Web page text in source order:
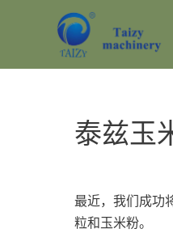
泰兹玉
最近，我们成功
粒和玉米粉。